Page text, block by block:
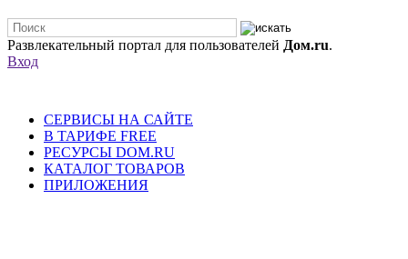
Развлекательный портал для пользователей Дом.ru.
Вход
СЕРВИСЫ НА САЙТЕ
В ТАРИФЕ FREE
РЕСУРСЫ DOM.RU
КАТАЛОГ ТОВАРОВ
ПРИЛОЖЕНИЯ